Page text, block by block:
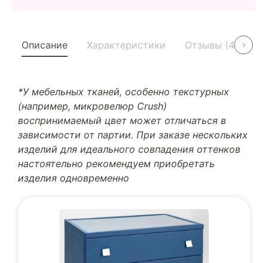
Описание Характеристики Отзывы (4)
*У мебельных тканей, особенно текстурных
(например, микровелюр Crush)
воспринимаемый цвет может отличаться в
зависимости от партии. При заказе нескольких
изделий для идеального совпадения оттенков
настоятельно рекомендуем приобретать
изделия одновременно